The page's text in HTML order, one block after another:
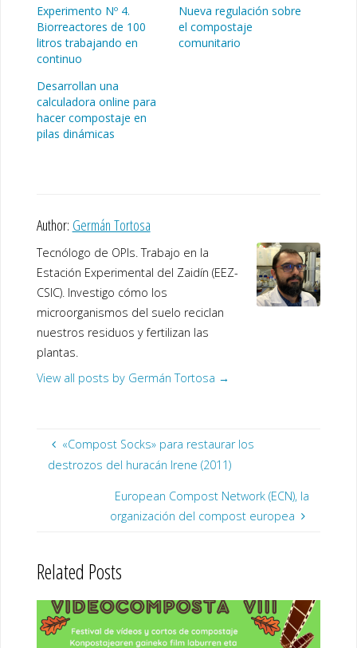
Experimento Nº 4.
Biorreactores de 100
litros trabajando en
continuo
Nueva regulación sobre
el compostaje
comunitario
Desarrollan una
calculadora online para
hacer compostaje en
pilas dinámicas
Author: Germán Tortosa
Tecnólogo de OPIs. Trabajo en la
Estación Experimental del Zaidín (EEZ-
CSIC). Investigo cómo los
microorganismos del suelo reciclan
nuestros residuos y fertilizan las
plantas.
View all posts by Germán Tortosa →
«Compost Socks» para restaurar los
destrozos del huracán Irene (2011)
European Compost Network (ECN), la
organización del compost europea
Related Posts